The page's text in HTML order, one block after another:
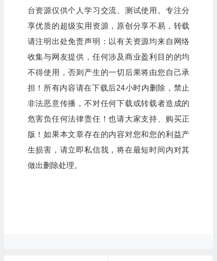
台资源仅供个人学习交流、测试使用。专注分
享优质的超级实用资源，原创分享不易，转载
请注明出处免责声明：以有关资源均来自网络
收集与网友提供，任何涉及商业盈利目的的均
不得使用，否则产生的一切后果将由您自己承
担！所有内容请在下载后24小时内删除，禁止
非法恶意传播，不对任何下载或转载者造成的
危害负任何法律责任！也请大家支持、购买正
版！如果本文章存在的内容对您和您的利益产
生损害，请立即私信我，将在最短时间内对其
做出删除处理。